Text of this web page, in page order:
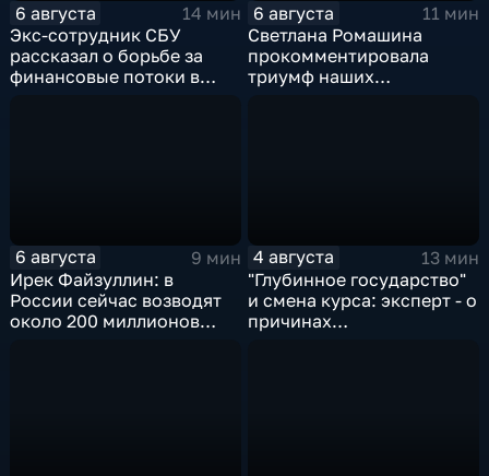
6 августа
14 мин
Экс-сотрудник СБУ
рассказал о борьбе за
финансовые потоки в
6 августа
11 мин
Светлана Ромашина
прокомментировала
триумф наших
6 августа
9 мин
Ирек Файзуллин: в
России сейчас возводят
около 200 миллионов
4 августа
13 мин
"Глубинное государство"
и смена курса: эксперт - о
причинах